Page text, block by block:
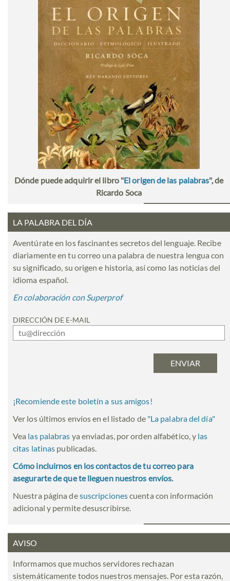
Dónde puede adquirir el libro "El origen de las palabras", de
Ricardo Soca
LA PALABRA DEL DÍA
Aventúrate en los fascinantes secretos del lenguaje. Recibe
diariamente en tu correo una palabra de nuestra lengua con
su significado, su origen e historia, así como las noticias del
idioma español.
En colaboración con Superprof
DIRECCIÓN DE E-MAIL
¡Recomiende este boletín a sus amigos!
Ver los últimos envíos en el listado de "La palabra del día"
Vea las palabras ya enviadas, por orden alfabético, y las
citas latinas publicadas.
Cómo incluirnos en los contactos de tu correo para
asegurarte de que te lleguen nuestros envíos.
Nuestra página desuscripcionescuenta con información
adicional y permite desuscribirse.
AVISO
Informamos que muchos servidores rechazan
sistemáticamente todos nuestros mensajes. Por esta razón,